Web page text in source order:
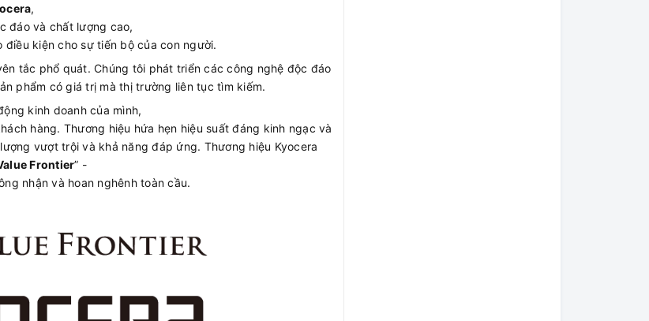
,
đáo và chất lượng cao,
kiện cho sự tiến bộ của con người.
tắc phổ quát. Chúng tôi phát triển các công nghệ độc đáo
phẩm có giá trị mà thị trường liên tục tìm kiếm.
kinh doanh của mình,
hàng. Thương hiệu hứa hẹn hiệu suất đáng kinh ngạc và
vượt trội và khả năng đáp ứng. Thương hiệu Kyocera
Frontier” -
nhận và hoan nghênh toàn cầu.